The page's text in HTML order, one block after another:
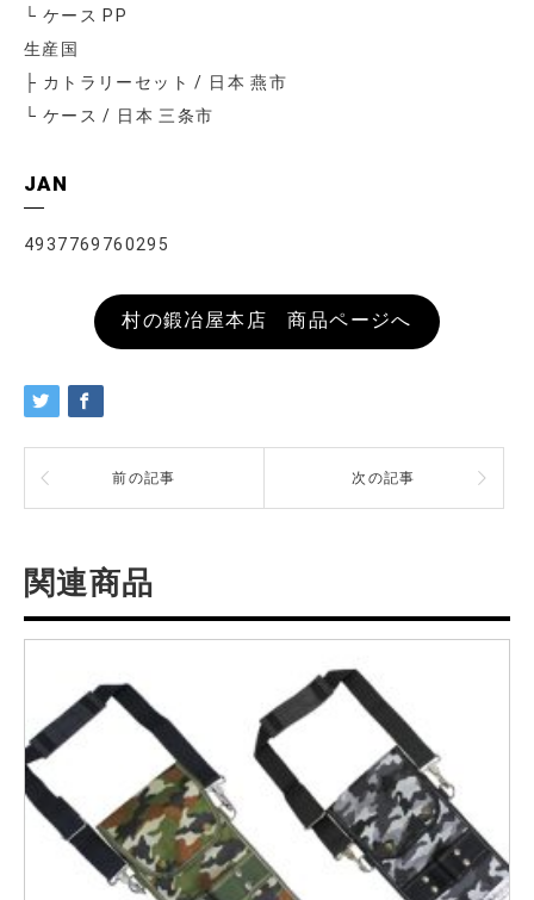
└ ケース PP
生産国
├ カトラリーセット / 日本 燕市
└ ケース / 日本 三条市
JAN
4937769760295
村の鍛冶屋本店 商品ページへ
前の記事 次の記事
関連商品